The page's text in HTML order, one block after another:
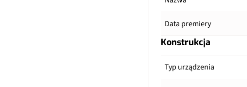
Data premiery
Konstrukcja
Typ urządzenia